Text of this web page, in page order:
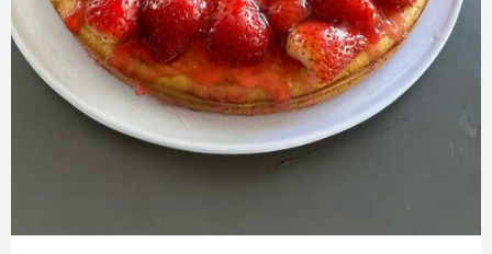
Bremer Weinkolleg Miomente Monbento
Wasgau Weinshop GOURVITA Kaffee24
MyVitamins Protein Works
Der Feinschmecker Shop Multipower